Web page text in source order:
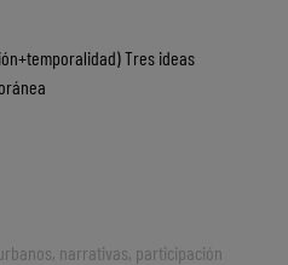
Tres ideas
, narrativas, participación